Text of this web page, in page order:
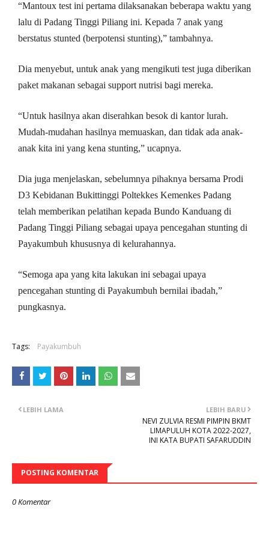
“Mantoux test ini pertama dilaksanakan beberapa waktu yang
lalu di Padang Tinggi Piliang ini. Kepada 7 anak yang
berstatus stunted (berpotensi stunting),” tambahnya.
Dia menyebut, untuk anak yang mengikuti test juga diberikan
paket makanan sebagai support nutrisi bagi mereka.
“Untuk hasilnya akan diserahkan besok di kantor lurah.
Mudah-mudahan hasilnya memuaskan, dan tidak ada anak-
anak kita ini yang kena stunting,” ucapnya.
Dia juga menjelaskan, sebelumnya pihaknya bersama Prodi
D3 Kebidanan Bukittinggi Poltekkes Kemenkes Padang
telah memberikan pelatihan kepada Bundo Kanduang di
Padang Tinggi Piliang sebagai upaya pencegahan stunting di
Payakumbuh khususnya di kelurahannya.
“Semoga apa yang kita lakukan ini sebagai upaya
pencegahan stunting di Payakumbuh bernilai ibadah,”
pungkasnya.
Tags: Payakumbuh
LEBIH BARU
NEVI ZULVIA RESMI PIMPIN BKMT
LIMAPULUH KOTA 2022-2027,
INI KATA BUPATI SAFARUDDIN
LEBIH LAMA
POSTING KOMENTAR
0 Komentar